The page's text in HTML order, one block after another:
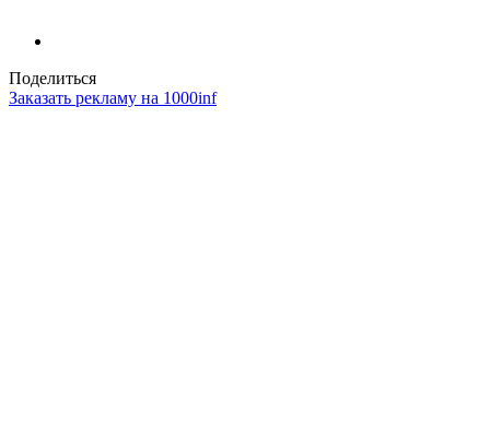
Поделиться
Заказать рекламу на 1000inf